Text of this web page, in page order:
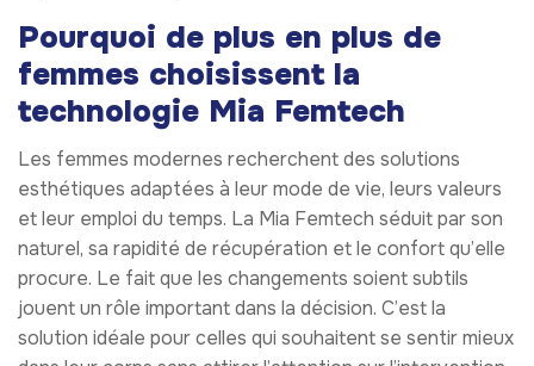
Pourquoi de plus en plus de
femmes choisissent la
technologie Mia Femtech
Les femmes modernes recherchent des solutions
esthétiques adaptées à leur mode de vie, leurs valeurs
et leur emploi du temps. La Mia Femtech séduit par son
naturel, sa rapidité de récupération et le confort qu’elle
procure. Le fait que les changements soient subtils
jouent un rôle important dans la décision. C’est la
solution idéale pour celles qui souhaitent se sentir mieux